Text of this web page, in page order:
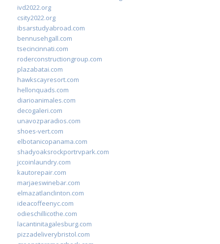
ivd2022.org
csity2022.org
ibsarstudyabroad.com
bennusehgall.com
tsecincinnati.com
roderconstructiongroup.com
plazabatai.com
hawkscayresort.com
hellonquads.com
diarioanimales.com
decogaleri.com
unavozparadios.com
shoes-vert.com
elbotanicopanama.com
shadyoaksrockportrvpark.com
jccoinlaundry.com
kautorepair.com
marjaeswinebar.com
elmazatlanclinton.com
ideacoffeenyc.com
odieschillicothe.com
lacantinitagalesburg.com
pizzadeliverybristol.com